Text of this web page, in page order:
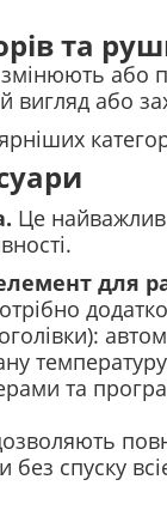
та
або
вигляд або
Це
для
та
спуску